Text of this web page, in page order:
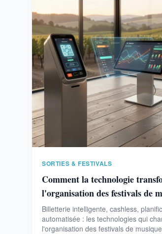
SORTIES & FESTIVALS
Comment la technologie
l'organisation des festivals de
Champagne
Billetterie intelligente, cashless,
automatisée : les technologies qui
l'organisation des festivals de